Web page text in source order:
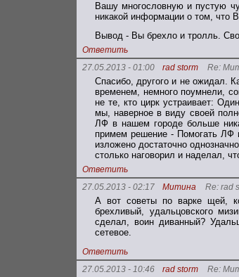
Вашу многословную и пустую
никакой информации о том, что
Вывод - Вы брехло и тролль.
Ответить
27.05.2013 - 01:00
rad storm Re:
Спасибо, другого и не ожидал.
временем, немного поумнели,
не те, кто цирк устраивает:
мы, наверное в виду своей
ЛФ в нашем городе больше
примем решение - Помогать ЛФ
изложено достаточно
столько наговорил и наделал,
Ответить
27.05.2013 - 02:17
Митина Re: rad
А вот советы по варке щей,
брехливый, удальцовского
сделал, воин диванный?
сетевое.
Ответить
27.05.2013 - 10:46
rad storm Re: